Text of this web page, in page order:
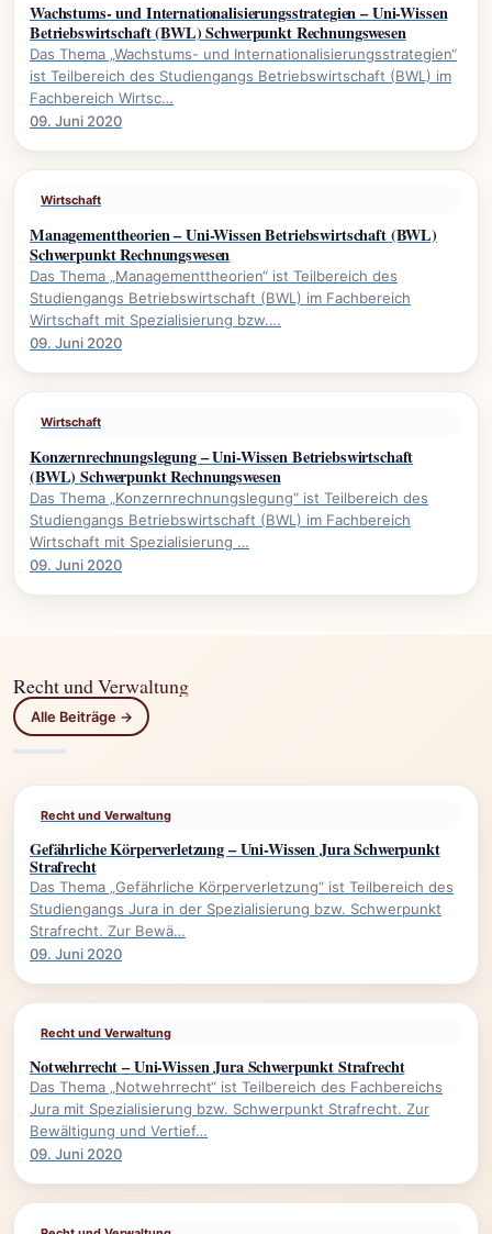
Wachstums- und Internationalisierungsstrategien – Uni-Wissen
Betriebswirtschaft (BWL) Schwerpunkt Rechnungswesen
Das Thema „Wachstums- und Internationalisierungsstrategien“
ist Teilbereich des Studiengangs Betriebswirtschaft (BWL) im
Fachbereich Wirtsc…
09. Juni 2020
Wirtschaft
Managementtheorien – Uni-Wissen Betriebswirtschaft (BWL)
Schwerpunkt Rechnungswesen
Das Thema „Managementtheorien“ ist Teilbereich des
Studiengangs Betriebswirtschaft (BWL) im Fachbereich
Wirtschaft mit Spezialisierung bzw.…
09. Juni 2020
Wirtschaft
Konzernrechnungslegung – Uni-Wissen Betriebswirtschaft
(BWL) Schwerpunkt Rechnungswesen
Das Thema „Konzernrechnungslegung“ ist Teilbereich des
Studiengangs Betriebswirtschaft (BWL) im Fachbereich
Wirtschaft mit Spezialisierung …
09. Juni 2020
Recht und Verwaltung
Alle Beiträge →
Recht und Verwaltung
Gefährliche Körperverletzung – Uni-Wissen Jura Schwerpunkt
Strafrecht
Das Thema „Gefährliche Körperverletzung“ ist Teilbereich des
Studiengangs Jura in der Spezialisierung bzw. Schwerpunkt
Strafrecht. Zur Bewä…
09. Juni 2020
Recht und Verwaltung
Notwehrrecht – Uni-Wissen Jura Schwerpunkt Strafrecht
Das Thema „Notwehrrecht“ ist Teilbereich des Fachbereichs
Jura mit Spezialisierung bzw. Schwerpunkt Strafrecht. Zur
Bewältigung und Vertief…
09. Juni 2020